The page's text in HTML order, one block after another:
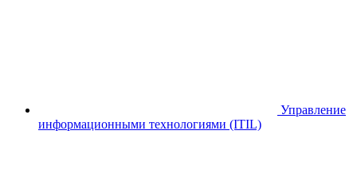
Управление
информационными технологиями (ITIL)